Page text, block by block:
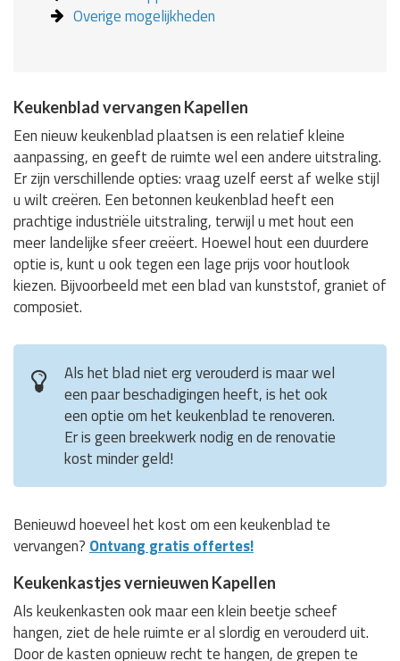
Overige mogelijkheden
Keukenblad vervangen Kapellen
Een nieuw keukenblad plaatsen is een relatief kleine
aanpassing, en geeft de ruimte wel een andere uitstraling.
Er zijn verschillende opties: vraag uzelf eerst af welke stijl
u wilt creëren. Een betonnen keukenblad heeft een
prachtige industriële uitstraling, terwijl u met hout een
meer landelijke sfeer creëert. Hoewel hout een duurdere
optie is, kunt u ook tegen een lage prijs voor houtlook
kiezen. Bijvoorbeeld met een blad van kunststof, graniet of
composiet.
Als het blad niet erg verouderd is maar wel
een paar beschadigingen heeft, is het ook
een optie om het keukenblad te renoveren.
Er is geen breekwerk nodig en de renovatie
kost minder geld!
Benieuwd hoeveel het kost om een keukenblad te
vervangen? Ontvang gratis offertes!
Keukenkastjes vernieuwen Kapellen
Als keukenkasten ook maar een klein beetje scheef
hangen, ziet de hele ruimte er al slordig en verouderd uit.
Door de kasten opnieuw recht te hangen, de grepen te